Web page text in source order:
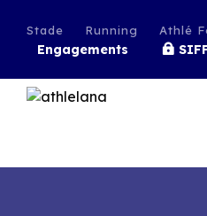
Stade Running Athlé
Engagements